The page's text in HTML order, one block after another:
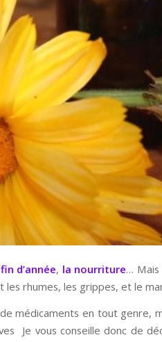
d’année, la nourriture… Mais
rhumes, les grippes, et le
médicaments en tout genre,
Je vous conseille donc de